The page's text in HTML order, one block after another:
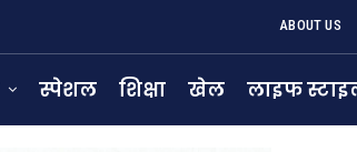
ABOUT US
स्पेशल शिक्षा खेल लाइफ